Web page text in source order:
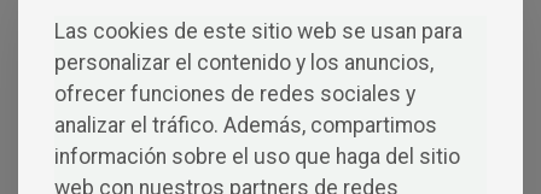
por la escalera la distrajeron de estos pensamientos.
Carmen tornó la cabeza hacia la pulcra puerta
mientras Cristina la abría.
—Mamá, la comida está preparada, bájate, desde el
salón se puede oír el teléfono también.
—Comed sin mi hoy, por favor. —Carmen se
Las cookies de este sitio web se usan para
personalizar el contenido y los anuncios,
ofrecer funciones de redes sociales y
analizar el tráfico. Además, compartimos
información sobre el uso que haga del sitio
web con nuestros partners de redes